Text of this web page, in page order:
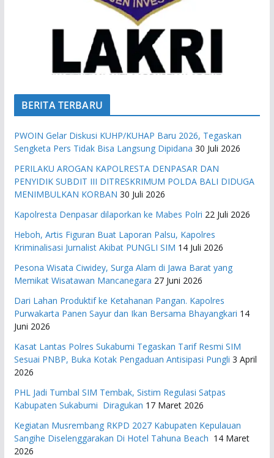
BERITA TERBARU
PWOIN Gelar Diskusi KUHP/KUHAP Baru 2026, Tegaskan
Sengketa Pers Tidak Bisa Langsung Dipidana 30 Juli 2026
PERILAKU AROGAN KAPOLRESTA DENPASAR DAN
PENYIDIK SUBDIT III DITRESKRIMUM POLDA BALI DIDUGA
MENIMBULKAN KORBAN 30 Juli 2026
Kapolresta Denpasar dilaporkan ke Mabes Polri 22 Juli 2026
Heboh, Artis Figuran Buat Laporan Palsu, Kapolres
Kriminalisasi Jurnalist Akibat PUNGLI SIM 14 Juli 2026
Pesona Wisata Ciwidey, Surga Alam di Jawa Barat yang
Memikat Wisatawan Mancanegara 27 Juni 2026
Dari Lahan Produktif ke Ketahanan Pangan. Kapolres
Purwakarta Panen Sayur dan Ikan Bersama Bhayangkari 14
Juni 2026
Kasat Lantas Polres Sukabumi Tegaskan Tarif Resmi SIM
Sesuai PNBP, Buka Kotak Pengaduan Antisipasi Pungli 3 April
2026
PHL Jadi Tumbal SIM Tembak, Sistim Regulasi Satpas
Kabupaten Sukabumi Diragukan 17 Maret 2026
Kegiatan Musrembang RKPD 2027 ​Kabupaten Kepulauan
Sangihe Diselenggarakan Di Hotel Tahuna Beach 14 Maret
2026